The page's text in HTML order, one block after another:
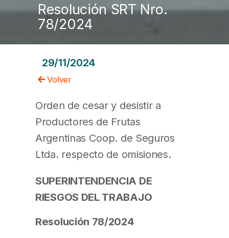
Resolución SRT Nro.
78/2024
29/11/2024
Volver
Orden de cesar y desistir a
Productores de Frutas
Argentinas Coop. de Seguros
Ltda. respecto de omisiones.
SUPERINTENDENCIA DE
RIESGOS DEL TRABAJO
Resolución 78/2024